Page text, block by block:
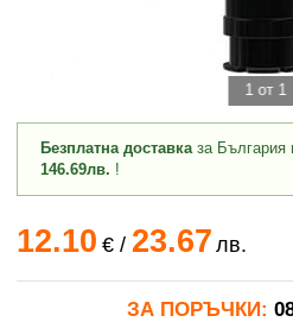
1 от 1
Безплатна доставказа България
146.69лв. !
12.10 €/ 23.67 лв.
ЗА ПОРЪЧКИ: